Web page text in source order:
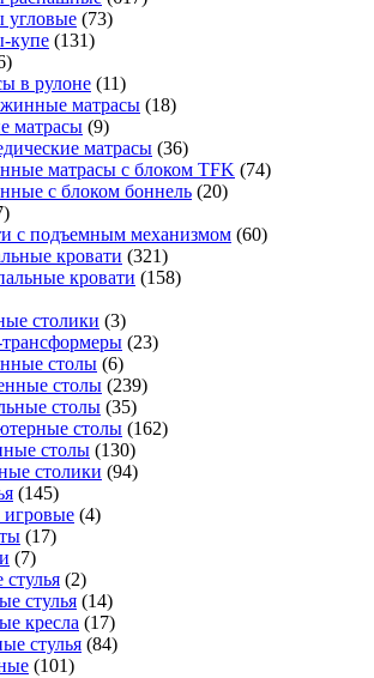
(73)
купе (131)
в рулоне (11)
матрасы (18)
матрасы (9)
матрасы (36)
матрасы с блоком TFK (74)
с блоком боннель (20)
с подъемным механизмом (60)
кровати (321)
кровати (158)
столики (3)
(23)
столы (6)
столы (239)
столы (35)
столы (162)
столы (130)
столики (94)
(145)
игровые (4)
(17)
(7)
(2)
стулья (14)
кресла (17)
стулья (84)
(101)